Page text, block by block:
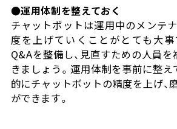
●運用体制を整えておく
チャットボットは運用中のメンテ
度を上げていくことがとても大
Q&Aを整備し、見直すための人員を
きましょう。運用体制を事前に整え
的にチャットボットの精度を上げ、
ができます。